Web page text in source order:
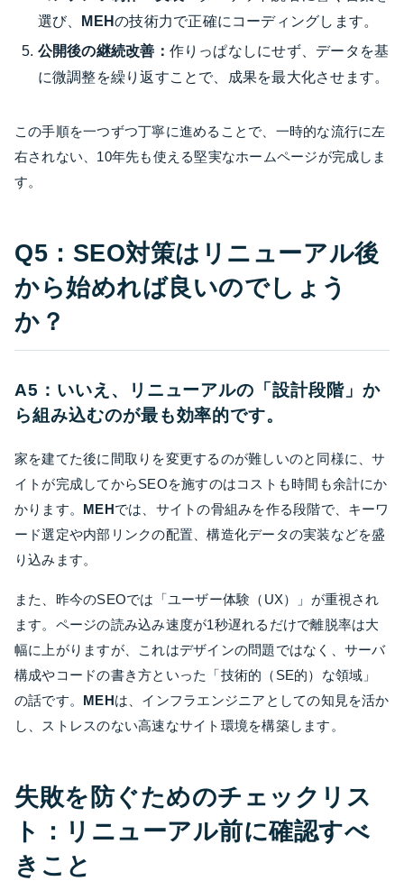
選び、
MEHの技術力で正確にコーディングします。
公開後の継続改善： 作りっぱなしにせず、データを基
に微調整を繰り返すことで、成果を最大化させます。
この手順を一つずつ丁寧に進めることで、一時的な流行に左
右されない、10年先も使える堅実なホームページが完成しま
す。
Q5：SEO対策はリニューアル後
から始めれば良いのでしょう
か？
A5：いいえ、リニューアルの「設計段階」か
ら組み込むのが最も効率的です。
家を建てた後に間取りを変更するのが難しいのと同様に、サ
イトが完成してからSEOを施すのはコストも時間も余計にか
かります。 MEHでは、サイトの骨組みを作る段階で、キーワ
ード選定や内部リンクの配置、構造化データの実装などを盛
り込みます。
また、昨今のSEOでは「ユーザー体験（UX）」が重視され
ます。ページの読み込み速度が1秒遅れるだけで離脱率は大
幅に上がりますが、これはデザインの問題ではなく、サーバ
構成やコードの書き方といった「技術的（SE的）な領域」
の話です。 MEHは、インフラエンジニアとしての知見を活か
し、ストレスのない高速なサイト環境を構築します。
失敗を防ぐためのチェックリス
ト：リニューアル前に確認すべ
きこと